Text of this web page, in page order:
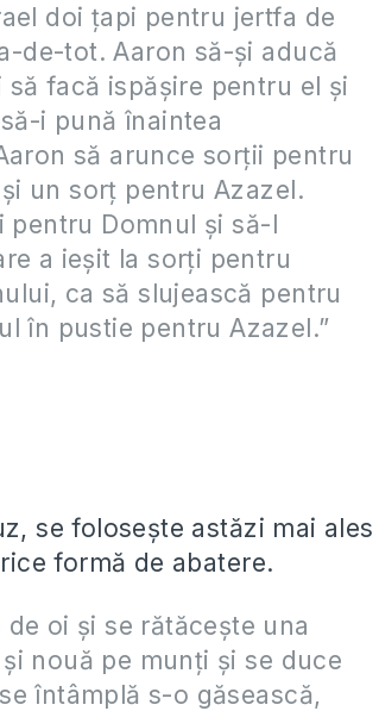
doi ţapi pentru jertfa de
de-tot. Aaron să-şi aducă
facă ispăşire pentru el şi
i pună înaintea
să arunce sorţii pentru
un sorţ pentru Azazel.
pentru Domnul şi să-l
a ieşit la sorţi pentru
ca să slujească pentru
în pustie pentru Azazel.”
se foloseşte astăzi mai ales
formă de abatere.
oi şi se rătăceşte una
nouă pe munţi şi se duce
întâmplă s-o găsească,